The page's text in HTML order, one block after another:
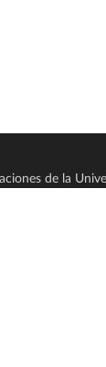
de la